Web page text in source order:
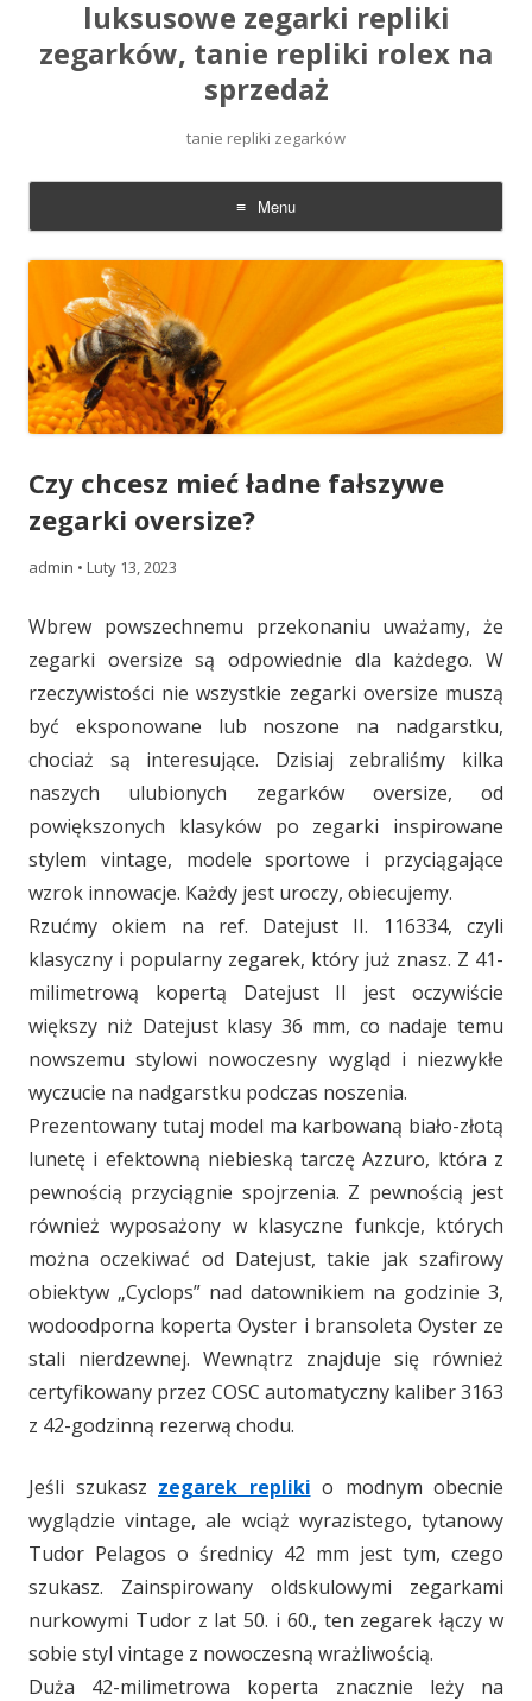
luksusowe zegarki repliki
zegarków, tanie repliki rolex na
sprzedaż
tanie repliki zegarków
Menu
Skip
to
Czy chcesz mieć ładne fałszywe
zegarki oversize?
admin • Luty 13, 2023
Wbrew powszechnemu przekonaniu uważamy, że
zegarki oversize są odpowiednie dla każdego. W
rzeczywistości nie wszystkie zegarki oversize muszą
być eksponowane lub noszone na nadgarstku,
chociaż są interesujące. Dzisiaj zebraliśmy kilka
naszych ulubionych zegarków oversize, od
powiększonych klasyków po zegarki inspirowane
stylem vintage, modele sportowe i przyciągające
wzrok innowacje. Każdy jest uroczy, obiecujemy.
Rzućmy okiem na ref. Datejust II. 116334, czyli
klasyczny i popularny zegarek, który już znasz. Z 41-
milimetrową kopertą Datejust II jest oczywiście
większy niż Datejust klasy 36 mm, co nadaje temu
nowszemu stylowi nowoczesny wygląd i niezwykłe
wyczucie na nadgarstku podczas noszenia.
Prezentowany tutaj model ma karbowaną biało-złotą
lunetę i efektowną niebieską tarczę Azzuro, która z
pewnością przyciągnie spojrzenia. Z pewnością jest
również wyposażony w klasyczne funkcje, których
można oczekiwać od Datejust, takie jak szafirowy
obiektyw „Cyclops” nad datownikiem na godzinie 3,
wodoodporna koperta Oyster i bransoleta Oyster ze
stali nierdzewnej. Wewnątrz znajduje się również
certyfikowany przez COSC automatyczny kaliber 3163
z 42-godzinną rezerwą chodu.
Jeśli szukasz zegarek repliki o modnym obecnie
wyglądzie vintage, ale wciąż wyrazistego, tytanowy
Tudor Pelagos o średnicy 42 mm jest tym, czego
szukasz. Zainspirowany oldskulowymi zegarkami
nurkowymi Tudor z lat 50. i 60., ten zegarek łączy w
sobie styl vintage z nowoczesną wrażliwością.
Duża 42-milimetrowa koperta znacznie leży na